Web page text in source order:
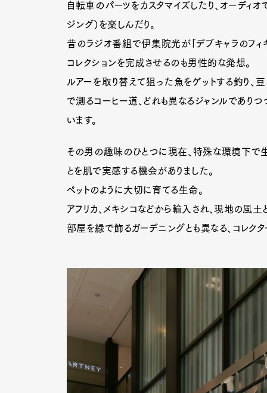
自転車のパーツをカスタマイズしたり、オーディ
ジング）を楽しんだり。
昔のラジオ番組で伊集院光が「デブキャラのフィ
コレクションを完成させるのも男性的な発想。
ルアーを取り替えて狙った魚をゲットする釣り
で測るコーヒー道、どれも異なるジャンルであり
います。
その男の趣味のひとつに現在、特殊な環境下で
とを肌で実感する機会がありました。
ペットのように大切に育てる生命。
アフリカ、メキシコなどから輸入され、現地の風
部屋を緑で飾るガーデニングとも異なる、コレク